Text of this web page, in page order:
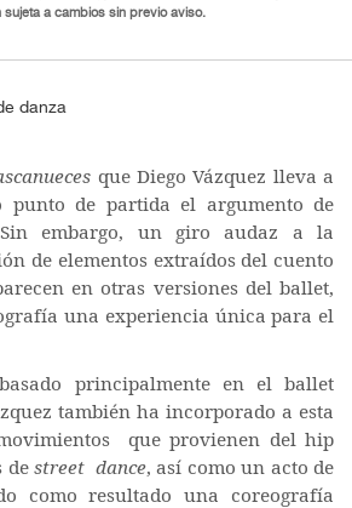
a cambios sin previo aviso.
danza
que Diego Vázquez lleva a
punto de partida el argumento de
Sin embargo, un giro audaz a la
de elementos extraídos del cuento
en otras versiones del ballet,
una experiencia única para el
principalmente en el ballet
también ha incorporado a esta
que provienen del hip
destreet dance, así como un acto de
como resultado una coreografía